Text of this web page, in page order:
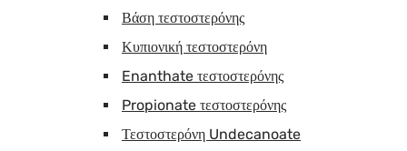
Βάση τεστοστερόνης
Κυπιονική τεστοστερόνη
Enanthate τεστοστερόνης
Propionate τεστοστερόνης
Τεστοστερόνη Undecanoate